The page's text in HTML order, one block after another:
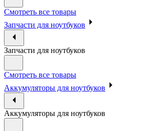
Смотреть все товары
Запчасти для ноутбуков
Запчасти для ноутбуков
Смотреть все товары
Аккумуляторы для ноутбуков
Аккумуляторы для ноутбуков